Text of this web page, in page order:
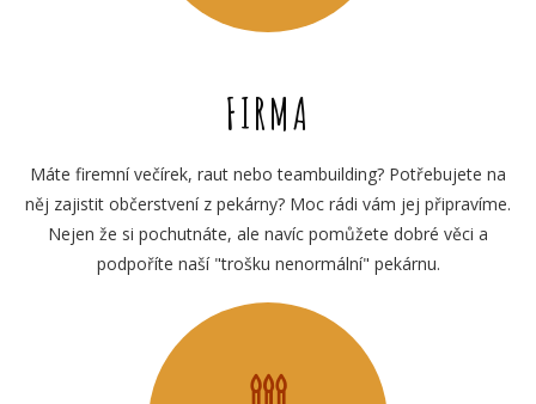
FIRMA
Máte firemní večírek, raut nebo teambuilding? Potřebujete na
něj zajistit občerstvení z pekárny? Moc rádi vám jej připravíme.
Nejen že si pochutnáte, ale navíc pomůžete dobré věci a
podpoříte naší "trošku nenormální" pekárnu.